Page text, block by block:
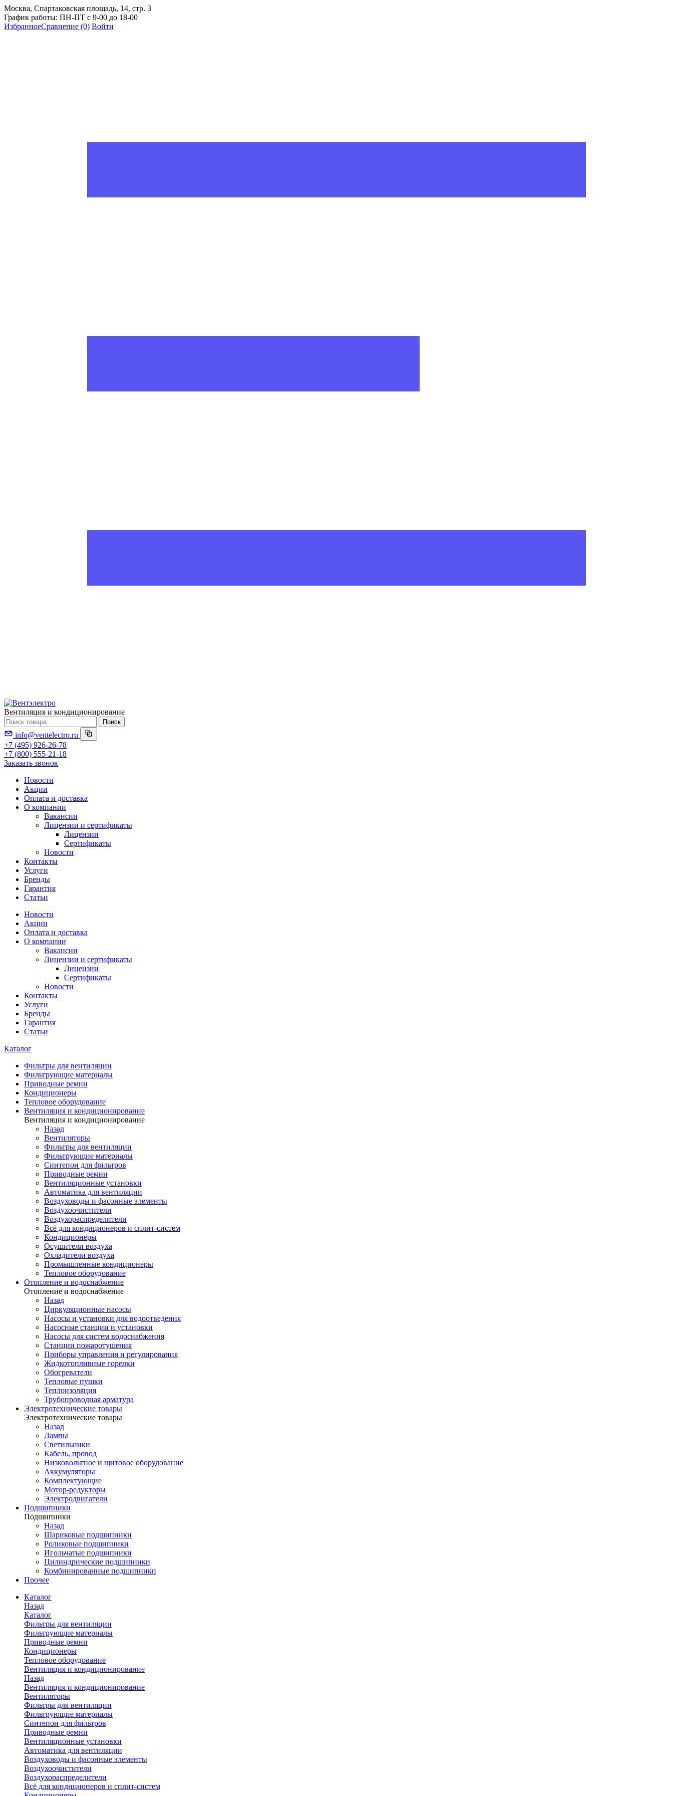
Москва, Спартаковская площадь, 14, стр. 3
График работы: ПН-ПТ с 9-00 до 18-00
ИзбранноеСравнение (0) Войти
Вентиляция и кондиционирование
Поиск
info@ventelectro.ru
+7 (495) 926-26-78
+7 (800) 555-21-18
Заказать звонок
Новости
Акции
Оплата и доставка
О компании
Вакансии
Лицензии и сертификаты
Лицензии
Сертификаты
Новости
Контакты
Услуги
Бренды
Гарантия
Статьи
Новости
Акции
Оплата и доставка
О компании
Вакансии
Лицензии и сертификаты
Лицензии
Сертификаты
Новости
Контакты
Услуги
Бренды
Гарантия
Статьи
Каталог
Фильтры для вентиляции
Фильтрующие материалы
Приводные ремни
Кондиционеры
Тепловое оборудование
Вентиляция и кондиционирование
Вентиляция и кондиционирование
Назад
Вентиляторы
Фильтры для вентиляции
Фильтрующие материалы
Синтепон для фильтров
Приводные ремни
Вентиляционные установки
Автоматика для вентиляции
Воздуховоды и фасонные элементы
Воздухоочистители
Воздухораспределители
Всё для кондиционеров и сплит-систем
Кондиционеры
Осушители воздуха
Охладители воздуха
Промышленные кондиционеры
Тепловое оборудование
Отопление и водоснабжение
Отопление и водоснабжение
Назад
Циркуляционные насосы
Насосы и установки для водоотведения
Насосные станции и установки
Насосы для систем водоснабжения
Станции пожаротушения
Приборы управления и регулирования
Жидкотопливные горелки
Обогреватели
Тепловые пушки
Теплоизоляция
Трубопроводная арматура
Электротехнические товары
Электротехнические товары
Назад
Лампы
Светильники
Кабель, провод
Низковольтное и щитовое оборудование
Аккумуляторы
Комплектующие
Мотор-редукторы
Электродвигатели
Подшипники
Подшипники
Назад
Шариковые подшипники
Роликовые подшипники
Игольчатые подшипники
Цилиндрические подшипники
Комбинированные подшипники
Прочее
Каталог
Назад
Каталог
Фильтры для вентиляции
Фильтрующие материалы
Приводные ремни
Кондиционеры
Тепловое оборудование
Вентиляция и кондиционирование
Назад
Вентиляция и кондиционирование
Вентиляторы
Фильтры для вентиляции
Фильтрующие материалы
Синтепон для фильтров
Приводные ремни
Вентиляционные установки
Автоматика для вентиляции
Воздуховоды и фасонные элементы
Воздухоочистители
Воздухораспределители
Всё для кондиционеров и сплит-систем